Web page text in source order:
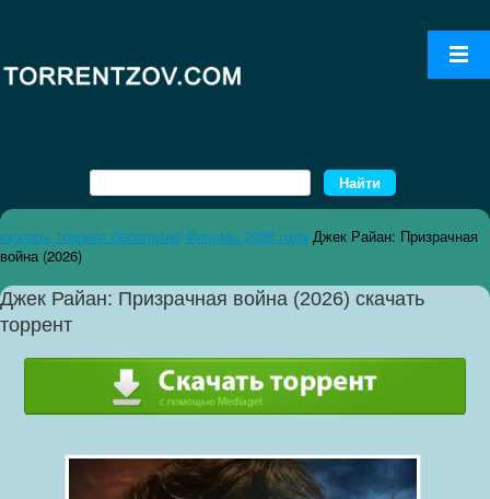
скачать торрент бесплатно Фильмы 2026 года Джек Райан: Призрачная
война (2026)
Джек Райан: Призрачная война (2026) скачать
торрент